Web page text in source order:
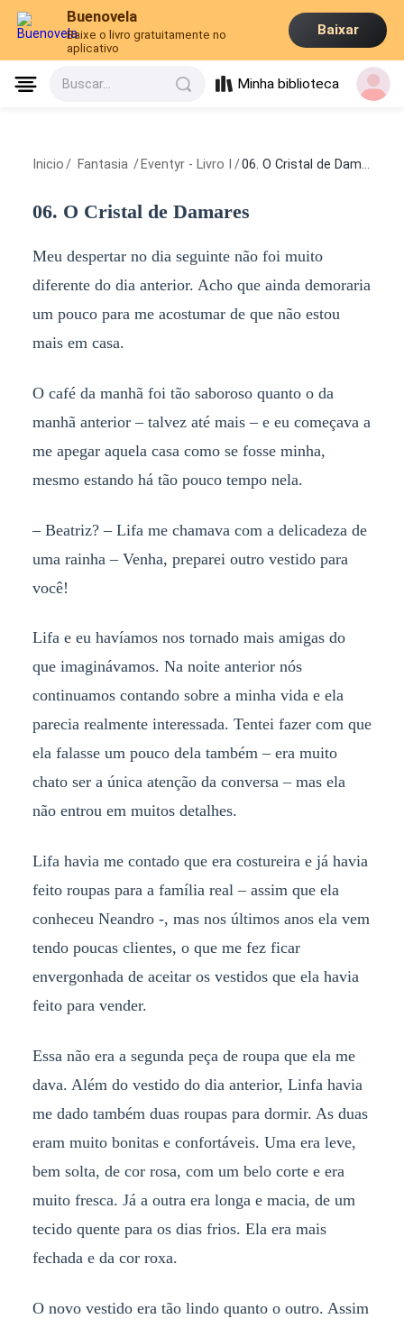
Buenovela
Baixe o livro gratuitamente no
aplicativo
Baixar
Buscar... Minha biblioteca
Inicio / Fantasia / Eventyr - Livro I /06. O Cristal de Damares
06. O Cristal de Damares
Meu despertar no dia seguinte não foi muito
diferente do dia anterior. Acho que ainda demoraria
um pouco para me acostumar de que não estou
mais em casa.
O café da manhã foi tão saboroso quanto o da
manhã anterior – talvez até mais – e eu começava a
me apegar aquela casa como se fosse minha,
mesmo estando há tão pouco tempo nela.
– Beatriz? – Lifa me chamava com a delicadeza de
uma rainha – Venha, preparei outro vestido para
você!
Lifa e eu havíamos nos tornado mais amigas do
que imaginávamos. Na noite anterior nós
continuamos contando sobre a minha vida e ela
parecia realmente interessada. Tentei fazer com que
ela falasse um pouco dela também – era muito
chato ser a única atenção da conversa – mas ela
não entrou em muitos detalhes.
Lifa havia me contado que era costureira e já havia
feito roupas para a família real – assim que ela
conheceu Neandro -, mas nos últimos anos ela vem
tendo poucas clientes, o que me fez ficar
envergonhada de aceitar os vestidos que ela havia
feito para vender.
Essa não era a segunda peça de roupa que ela me
dava. Além do vestido do dia anterior, Linfa havia
me dado também duas roupas para dormir. As duas
eram muito bonitas e confortáveis. Uma era leve,
bem solta, de cor rosa, com um belo corte e era
muito fresca. Já a outra era longa e macia, de um
tecido quente para os dias frios. Ela era mais
fechada e da cor roxa.
O novo vestido era tão lindo quanto o outro. Assim